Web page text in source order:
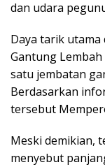
dan udara
Daya tarik utama
Gantung
satu jembatan
Berdasarkan
tersebut
Meski demikian,
menyebut